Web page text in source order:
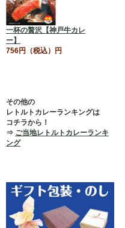
一杯の贅沢【神戸牛カレ
ー】
756円（税込）円
その他の
レトルトカレーランキングは
コチラから！
⇒ ご当地レトルトカレーランキ
ング